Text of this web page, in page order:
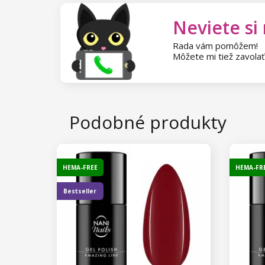
Neviete si
Rada vám pomôžem!
Môžete mi tiež
Podobné produkty
HEMA-FREE
Bestseller
HEMA-